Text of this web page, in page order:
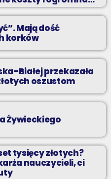
Mają dość
korków
Białej przekazała
oszustom
Żywieckiego
tysięcy złotych?
nauczycieli, ci